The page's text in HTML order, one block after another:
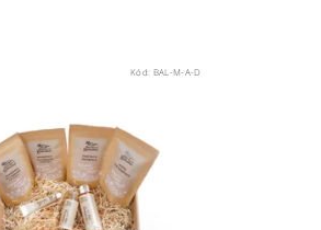
Kód: BAL-M-A-D